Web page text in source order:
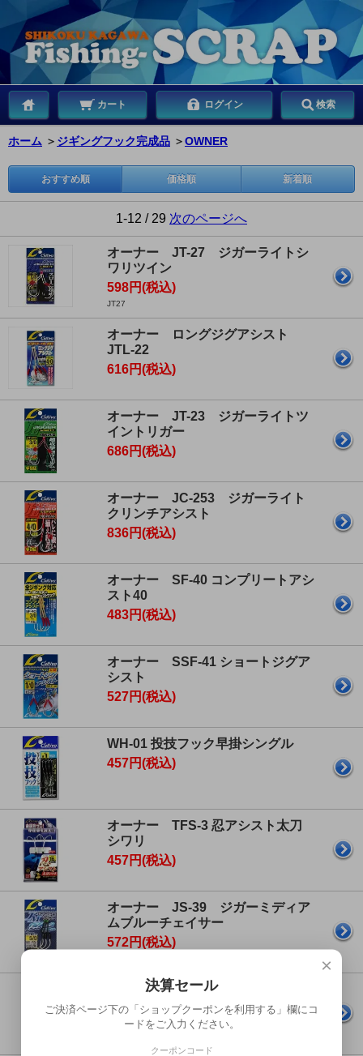
カート ログイン 検索
ホーム ＞ ジギングフック完成品 ＞OWNER
おすすめ順 価格順 新着順
1-12 / 29 次のページへ
オーナー JT-27 ジガーライトシ
ワリツイン
598円(税込)
JT27
オーナー ロングジグアシスト
JTL-22
616円(税込)
オーナー JT-23 ジガーライトツ
イントリガー
686円(税込)
オーナー JC-253 ジガーライト
クリンチアシスト
836円(税込)
オーナー SF-40 コンプリートアシ
スト40
483円(税込)
オーナー SSF-41 ショートジグア
シスト
527円(税込)
WH-01 投技フック早掛シングル
457円(税込)
オーナー TFS-3 忍アシスト太刀
シワリ
457円(税込)
オーナー JS-39 ジガーミディア
ムブルーチェイサー
572円(税込)
オーナー JT-39 ジガーミディアム
ツインチェイサー
572円(税込)
×
決算セール
ご決済ページ下の「ショップクーポンを利用する」欄にコ
ードをご入力ください。
クーポンコード